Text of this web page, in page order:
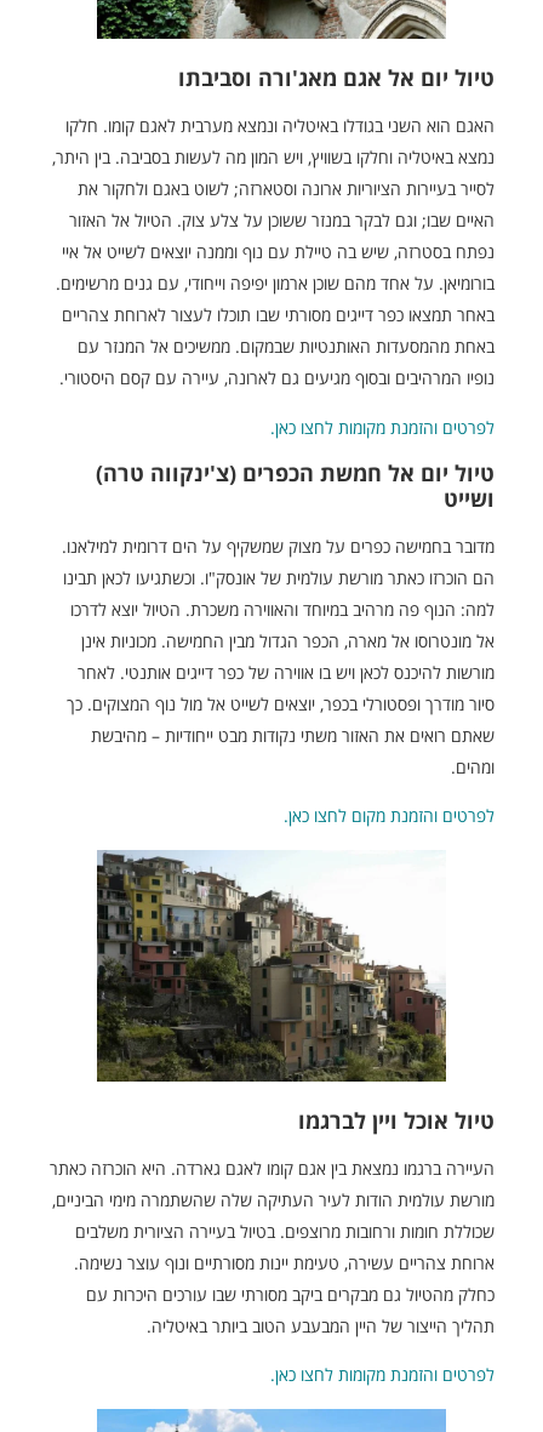
טיול יום אל אגם מאג'ורה וסביבתו
האגם הוא השני בגודלו באיטליה ונמצא מערבית לאגם קומו. חלקו
נמצא באיטליה וחלקו בשוויץ, ויש המון מה לעשות בסביבה. בין היתר,
לסייר בעיירות הציוריות ארונה וסטארזה; לשוט באגם ולחקור את
האיים שבו; וגם לבקר במנזר ששוכן על צלע צוק. הטיול אל האזור
נפתח בסטרזה, שיש בה טיילת עם נוף וממנה יוצאים לשייט אל איי
בורומיאן. על אחד מהם שוכן ארמון יפיפה וייחודי, עם גנים מרשימים.
באחר תמצאו כפר דייגים מסורתי שבו תוכלו לעצור לארוחת צהריים
באחת מהמסעדות האותנטיות שבמקום. ממשיכים אל המנזר עם
נופיו המרהיבים ובסוף מגיעים גם לארונה, עיירה עם קסם היסטורי.
לפרטים והזמנת מקומות לחצו כאן.
טיול יום אל חמשת הכפרים (צ'ינקווה טרה)
ושייט
מדובר בחמישה כפרים על מצוק שמשקיף על הים דרומית למילאנו.
הם הוכרזו כאתר מורשת עולמית של אונסק"ו. וכשתגיעו לכאן תבינו
למה: הנוף פה מרהיב במיוחד והאווירה משכרת. הטיול יוצא לדרכו
אל מונטרוסו אל מארה, הכפר הגדול מבין החמישה. מכוניות אינן
מורשות להיכנס לכאן ויש בו אווירה של כפר דייגים אותנטי. לאחר
סיור מודרך ופסטורלי בכפר, יוצאים לשייט אל מול נוף המצוקים. כך
שאתם רואים את האזור משתי נקודות מבט ייחודיות – מהיבשת
ומהים.
לפרטים והזמנת מקום לחצו כאן.
טיול אוכל ויין לברגמו
העיירה ברגמו נמצאת בין אגם קומו לאגם גארדה. היא הוכרזה כאתר
מורשת עולמית הודות לעיר העתיקה שלה שהשתמרה מימי הביניים,
שכוללת חומות ורחובות מרוצפים. בטיול בעיירה הציורית משלבים
ארוחת צהריים עשירה, טעימת יינות מסורתיים ונוף עוצר נשימה.
כחלק מהטיול גם מבקרים ביקב מסורתי שבו עורכים היכרות עם
תהליך הייצור של היין המבעבע הטוב ביותר באיטליה.
לפרטים והזמנת מקומות לחצו כאן.